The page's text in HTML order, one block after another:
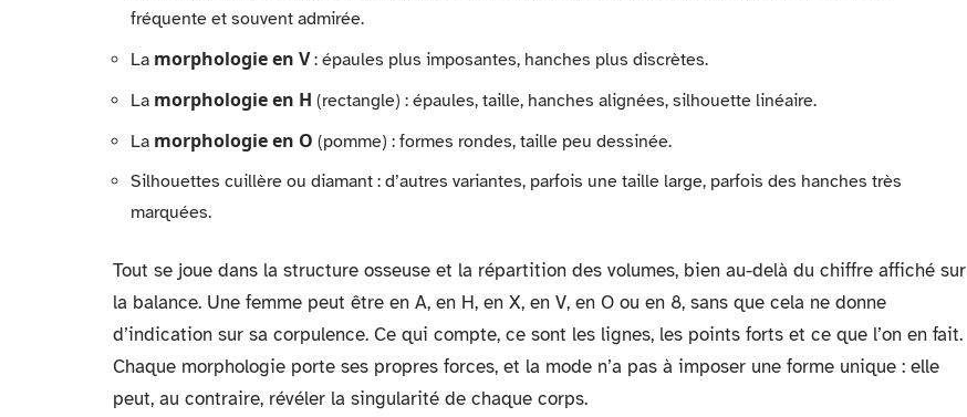
fréquente et souvent admirée.
La morphologie en V: épaules plus imposantes, hanches plus discrètes.
La morphologie en H (rectangle) : épaules, taille, hanches alignées, silhouette linéaire.
La morphologie en O (pomme) : formes rondes, taille peu dessinée.
Silhouettes cuillère ou diamant : d’autres variantes, parfois une taille large, parfois des hanches très
marquées.
Tout se joue dans la structure osseuse et la répartition des volumes, bien au-delà du chiffre affiché sur
la balance. Une femme peut être en A, en H, en X, en V, en O ou en 8, sans que cela ne donne
d’indication sur sa corpulence. Ce qui compte, ce sont les lignes, les points forts et ce que l’on en fait.
Chaque morphologie porte ses propres forces, et la mode n’a pas à imposer une forme unique : elle
peut, au contraire, révéler la singularité de chaque corps.